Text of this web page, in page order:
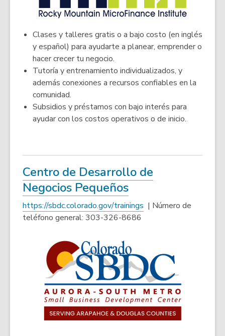
a
n
e
w
w
i
n
o
w
Clases y talleres gratis o a bajo costo (en inglés
y español) para ayudarte a planear, emprender o
hacer crecer tu negocio.
Tutoría y entrenamiento individualizados, y
además conexiones a recursos confiables en la
comunidad.
Subsidios y préstamos con bajo interés para
ayudar con los costos operativos o de inicio.
Centro de Desarrollo de
Negocios Pequeños,
opens
a
window
https://sbdc.colorado.gov/trainings
s
a
n
e
w
| Número de
teléfono general: 303-326-8686